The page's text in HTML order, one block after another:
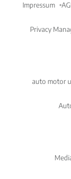
Impressum
Privacy
auto motor